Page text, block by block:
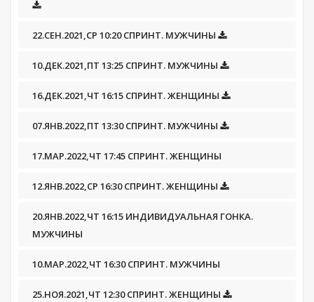
22.СЕН.2021,СР 10:20 СПРИНТ. МУЖЧИНЫ
10.ДЕК.2021,ПТ 13:25 СПРИНТ. МУЖЧИНЫ
16.ДЕК.2021,ЧТ 16:15 СПРИНТ. ЖЕНЩИНЫ
07.ЯНВ.2022,ПТ 13:30 СПРИНТ. МУЖЧИНЫ
17.МАР.2022,ЧТ 17:45 СПРИНТ. ЖЕНЩИНЫ
12.ЯНВ.2022,СР 16:30 СПРИНТ. ЖЕНЩИНЫ
20.ЯНВ.2022,ЧТ 16:15 ИНДИВИДУАЛЬНАЯ ГОНКА.
МУЖЧИНЫ
10.МАР.2022,ЧТ 16:30 СПРИНТ. МУЖЧИНЫ
25.НОЯ.2021,ЧТ 12:30 СПРИНТ. ЖЕНЩИНЫ